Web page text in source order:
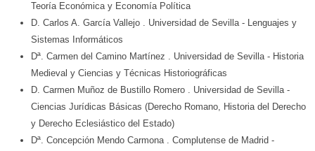
Teoría Económica y Economía Política
D. Carlos A. García Vallejo . Universidad de Sevilla - Lenguajes y
Sistemas Informáticos
Dª. Carmen del Camino Martínez . Universidad de Sevilla - Historia
Medieval y Ciencias y Técnicas Historiográficas
D. Carmen Muñoz de Bustillo Romero . Universidad de Sevilla -
Ciencias Jurídicas Básicas (Derecho Romano, Historia del Derecho
y Derecho Eclesiástico del Estado)
Dª. Concepción Mendo Carmona . Complutense de Madrid -